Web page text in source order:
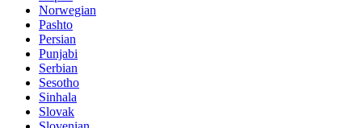
Norwegian
Pashto
Persian
Punjabi
Serbian
Sesotho
Sinhala
Slovak